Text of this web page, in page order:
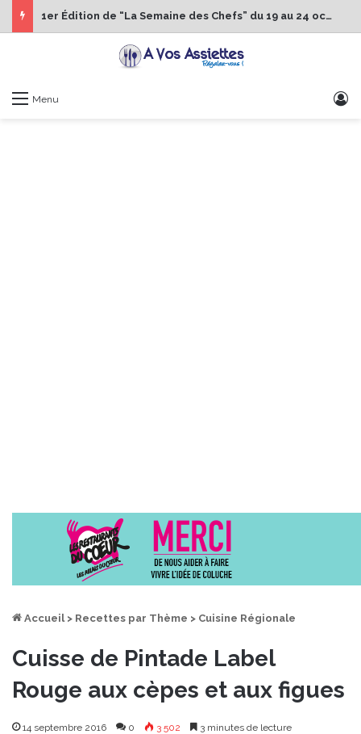
1er Édition de “La Semaine des Chefs” du 19 au 24 octobre 2026
Menu
Accueil > Recettes par Thème > Cuisine Régionale
Cuisse de Pintade Label
Rouge aux cèpes et aux figues
14 septembre 2016 0 3 502 3 minutes de lecture